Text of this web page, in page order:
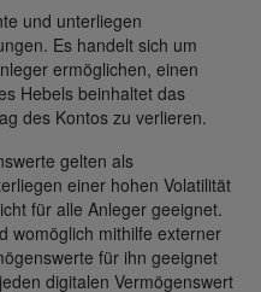
und unterliegen
Es handelt sich um
ermöglichen, einen
Hebels beinhaltet das
des Kontos zu verlieren.
gelten als
einer hohen Volatilität
für alle Anleger geeignet.
womöglich mithilfe externer
für ihn geeignet
digitalen Vermögenswert